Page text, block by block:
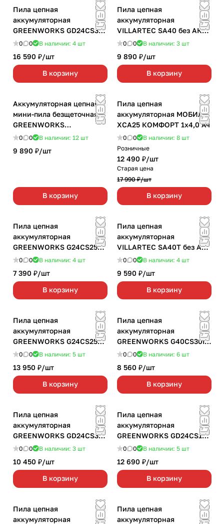
Пила цепная
аккумуляторная
GREENWORKS GD24CS30
1х4,0 Ач
0 0 В наличии: 4 шт
16 590 ₽/шт
В корзину
Пила цепная
аккумуляторная
VILLARTEC SA40 без АКБ
и З/У
0 0 В наличии: 3 шт
9 890 ₽/шт
В корзину
Аккумуляторная цепная
мини-пила безщеточная
GREENWORKS
GD24CSMNX
0 0 В наличии: 12 шт
9 890 ₽/шт
В корзину
Пила цепная
аккумуляторная МОБИЛ К
ХСА25 КОМФОРТ 1х4,0 Ач
0 0 В наличии: 8 шт
Розничные
12 490 ₽/шт
Старая цена
17 990 ₽/шт
В корзину
Пила цепная
аккумуляторная
GREENWORKS G24CS25
без АКБ и З/У
0 0 В наличии: 4 шт
7 390 ₽/шт
В корзину
Пила цепная
аккумуляторная
VILLARTEC SA40Т без АКБ
и З/У
0 0 В наличии: 4 шт
9 590 ₽/шт
В корзину
Пила цепная
аккумуляторная
GREENWORKS G24CS25K4
1х4,0 Ач
0 0 В наличии: 5 шт
13 950 ₽/шт
В корзину
Пила цепная
аккумуляторная
GREENWORKS G40CS30II
без АКБ и З/У
0 0 В наличии: 6 шт
8 560 ₽/шт
В корзину
Пила цепная
аккумуляторная
GREENWORKS GD24CS30
без АКБ и З/У
0 0 В наличии: 3 шт
10 450 ₽/шт
В корзину
Пила цепная
аккумуляторная
GREENWORKS GD24CS15
без АКБ и З/У
0 0 В наличии: 5 шт
12 690 ₽/шт
В корзину
Пила цепная
аккумуляторная
Пила цепная
аккумуляторная